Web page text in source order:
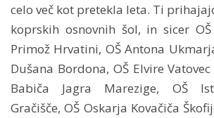
celo več kot pretekla leta. Ti
koprskih osnovnih šol, in sicer
Primož Hrvatini, OŠ Antona
Dušana Bordona, OŠ Elvire
Babiča Jagra Marezige, OŠ
Gračišče, OŠ Oskarja Kovačiča